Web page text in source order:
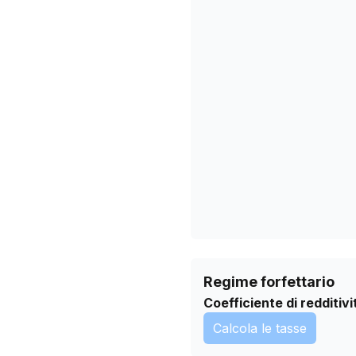
Regime forfettario
Coefficiente di
Calcola le tasse